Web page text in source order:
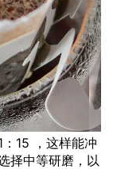
15 ，这样能冲
择中等研磨，以